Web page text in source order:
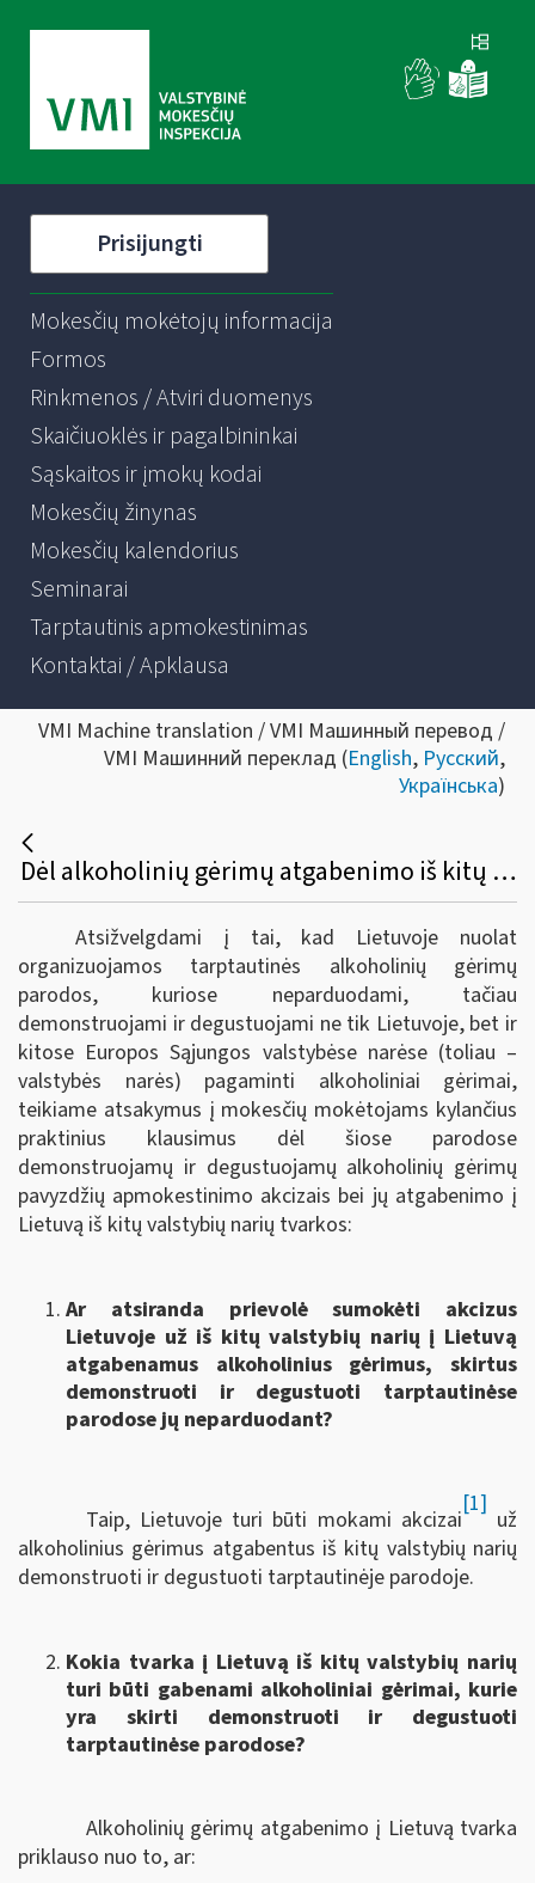
Prisijungti
Mokesčių mokėtojų informacija
Formos
Rinkmenos / Atviri duomenys
Skaičiuoklės ir pagalbininkai
Sąskaitos ir įmokų kodai
Mokesčių žinynas
Mokesčių kalendorius
Seminarai
Tarptautinis apmokestinimas
Kontaktai / Apklausa
VMI Machine translation / VMI Машинный перевод /
VMI Машинний переклад (English, Русский,
Українська)
Dėl alkoholinių gėrimų atgabenimo iš kitų Europos sąjungos valstybių narių į tarptautines parodas Lietuvoje bei akcizų sumokėjimo
Atsižvelgdami į tai, kad Lietuvoje nuolat
organizuojamos tarptautinės alkoholinių gėrimų
parodos, kuriose neparduodami, tačiau
demonstruojami ir degustuojami ne tik Lietuvoje, bet ir
kitose Europos Sąjungos valstybėse narėse (toliau –
valstybės narės) pagaminti alkoholiniai gėrimai,
teikiame atsakymus į mokesčių mokėtojams kylančius
praktinius klausimus dėl šiose parodose
demonstruojamų ir degustuojamų alkoholinių gėrimų
pavyzdžių apmokestinimo akcizais bei jų atgabenimo į
Lietuvą iš kitų valstybių narių tvarkos:
Ar atsiranda prievolė sumokėti akcizus
Lietuvoje už iš kitų valstybių narių į Lietuvą
atgabenamus alkoholinius gėrimus, skirtus
demonstruoti ir degustuoti tarptautinėse
parodose jų neparduodant?
Taip, Lietuvoje turi būti mokami akcizai
[1]
už
alkoholinius gėrimus atgabentus iš kitų valstybių narių
demonstruoti ir degustuoti tarptautinėje parodoje.
Kokia tvarka į Lietuvą iš kitų valstybių narių
turi būti gabenami alkoholiniai gėrimai, kurie
yra skirti demonstruoti ir degustuoti
tarptautinėse parodose?
Alkoholinių gėrimų atgabenimo į Lietuvą tvarka
priklauso nuo to, ar: